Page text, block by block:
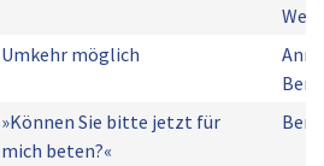
Umkehr möglich
»Können Sie bitte jetzt für
mich beten?«